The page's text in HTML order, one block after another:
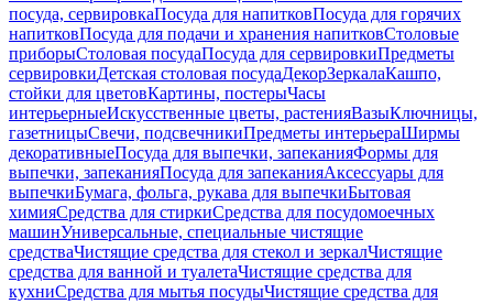
посуда, сервировкаПосуда для напитковПосуда для горячих
напитковПосуда для подачи и хранения напитковСтоловые
приборыСтоловая посудаПосуда для сервировкиПредметы
сервировкиДетская столовая посудаДекорЗеркалаКашпо,
стойки для цветовКартины, постерыЧасы
интерьерныеИскусственные цветы, растенияВазыКлючницы,
газетницыСвечи, подсвечникиПредметы интерьераШирмы
декоративныеПосуда для выпечки, запеканияФормы для
выпечки, запеканияПосуда для запеканияАксессуары для
выпечкиБумага, фольга, рукава для выпечкиБытовая
химияСредства для стиркиСредства для посудомоечных
машинУниверсальные, специальные чистящие
средстваЧистящие средства для стекол и зеркалЧистящие
средства для ванной и туалетаЧистящие средства для
кухниСредства для мытья посудыЧистящие средства для